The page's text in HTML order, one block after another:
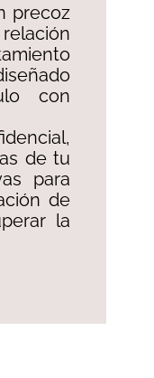
precoz
con
de tu
para
de
la